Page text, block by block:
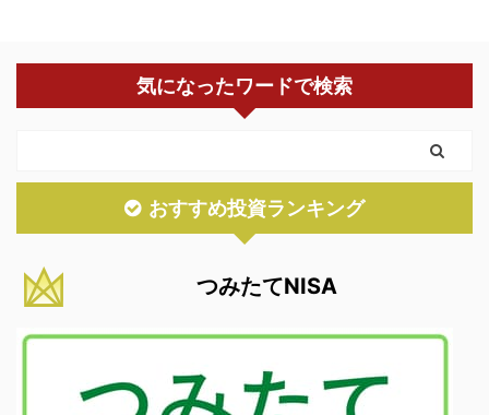
気になったワードで検索
おすすめ投資ランキング
つみたてNISA